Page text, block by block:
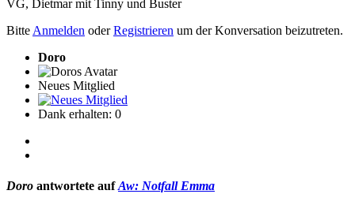
VG, Dietmar mit Tinny und Buster
Bitte Anmelden oderRegistrieren um der Konversation beizutreten.
Doro
Neues Mitglied
Dank erhalten: 0
Doro antwortete aufAw: Notfall Emma